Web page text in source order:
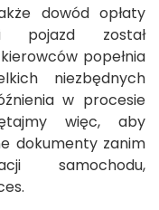
dowód opłaty
pojazd został
popełnia
niezbędnych
w procesie
więc, aby
dokumenty zanim
samochodu,